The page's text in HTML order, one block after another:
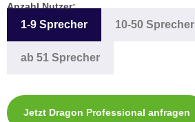
1-9 Sprecher 10-50 Sprecher
ab 51 Sprecher
Anzahl Nutzer:
Jetzt Dragon Professional anfragen